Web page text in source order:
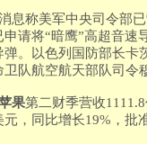
息称美军中央司令部
申请将“暗鹰”高超音速
弹。以色列国防部长卡
卫队航空航天部队司令
果第二财季营收
元，同比增长19%，批